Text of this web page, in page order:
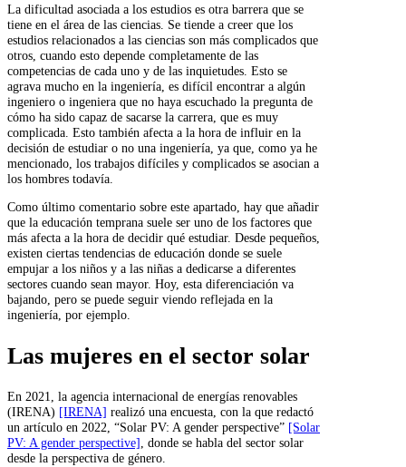
La dificultad asociada a los estudios es otra barrera que se
tiene en el área de las ciencias. Se tiende a creer que los
estudios relacionados a las ciencias son más complicados que
otros, cuando esto depende completamente de las
competencias de cada uno y de las inquietudes. Esto se
agrava mucho en la ingeniería, es difícil encontrar a algún
ingeniero o ingeniera que no haya escuchado la pregunta de
cómo ha sido capaz de sacarse la carrera, que es muy
complicada. Esto también afecta a la hora de influir en la
decisión de estudiar o no una ingeniería, ya que, como ya he
mencionado, los trabajos difíciles y complicados se asocian a
los hombres todavía.
Como último comentario sobre este apartado, hay que añadir
que la educación temprana suele ser uno de los factores que
más afecta a la hora de decidir qué estudiar. Desde pequeños,
existen ciertas tendencias de educación donde se suele
empujar a los niños y a las niñas a dedicarse a diferentes
sectores cuando sean mayor. Hoy, esta diferenciación va
bajando, pero se puede seguir viendo reflejada en la
ingeniería, por ejemplo.
Las mujeres en el sector solar
En 2021, la agencia internacional de energías renovables
(IRENA) [IRENA] realizó una encuesta, con la que redactó
un artículo en 2022, “Solar PV: A gender perspective” [Solar
PV: A gender perspective] , donde se habla del sector solar
desde la perspectiva de género.